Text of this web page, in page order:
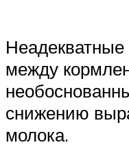
между
снижению
молока.